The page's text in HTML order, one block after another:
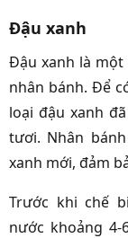
Đậu xanh
Đậu xanh là
nhân bánh. Để
loại đậu xanh
tươi. Nhân
xanh mới, đảm
Trước khi chế
nước khoảng